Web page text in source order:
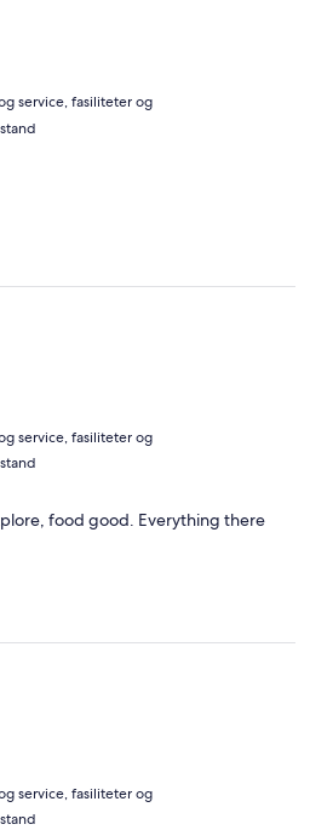
service, fasiliteter og
service, fasiliteter og
food good. Everything there
service, fasiliteter og